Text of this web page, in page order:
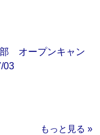
オープンキャン
03
もっと見る »